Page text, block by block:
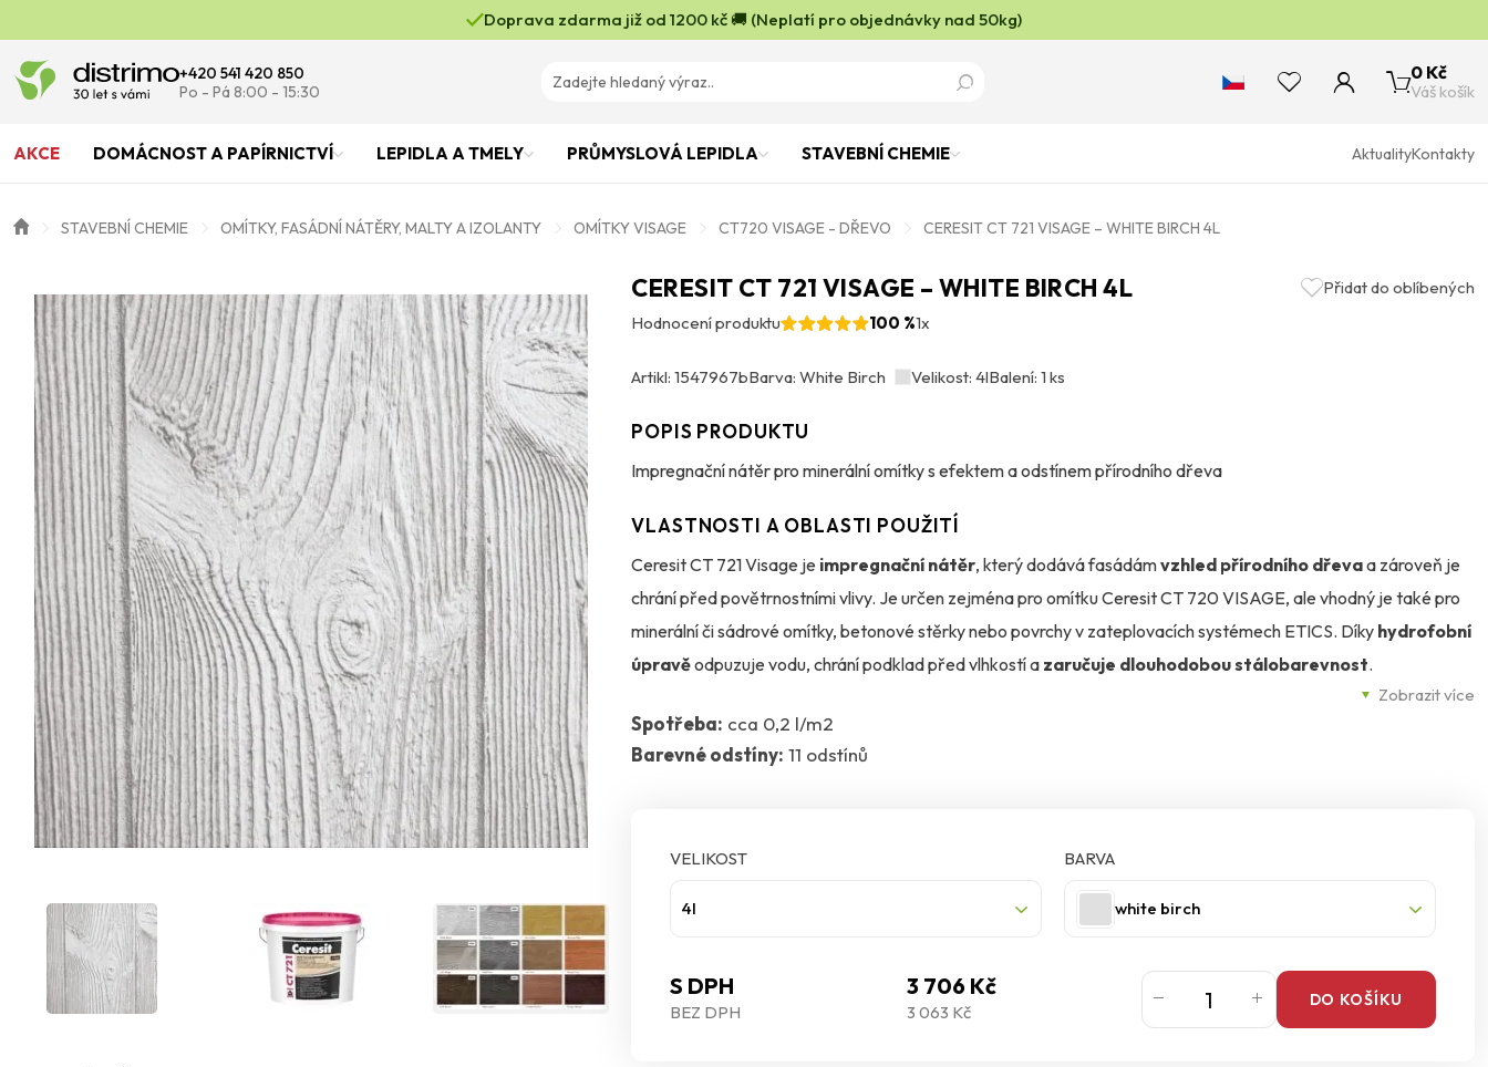
Doprava zdarma již od 1200 kč 🚚 (Neplatí pro objednávky nad 50kg)
+420 541 420 850
Po - Pá 8:00 - 15:30
0 Kč
Váš košík
AKCE DOMÁCNOST A PAPÍRNICTVÍ LEPIDLA A TMELY PRŮMYSLOVÁ LEPIDLA STAVEBNÍ CHEMIE AktualityKontakty
STAVEBNÍ CHEMIE OMÍTKY, FASÁDNÍ NÁTĚRY, MALTY A IZOLANTY OMÍTKY VISAGE CT720 VISAGE - DŘEVO CERESIT CT 721 VISAGE – WHITE BIRCH 4L
CERESIT CT 721 VISAGE – WHITE BIRCH 4L
Přidat do oblíbených
Hodnocení produktu
100 %1x
Artikl: 1547967bBarva: White Birch Velikost: 4lBalení: 1 ks
POPIS PRODUKTU
Impregnační nátěr pro minerální omítky s efektem a odstínem přírodního dřeva
Zobrazit více
VLASTNOSTI A OBLASTI POUŽITÍ
Ceresit CT 721 Visage je impregnační nátěr, který dodává fasádámvzhled přírodního dřevaa zároveň je
chrání před povětrnostními vlivy. Je určen zejména pro omítku Ceresit CT 720 VISAGE, ale vhodný je také pro
minerální či sádrové omítky, betonové stěrky nebo povrchy v zateplovacích systémech ETICS. Díky hydrofobní
úpravěodpuzuje vodu, chrání podklad před vlhkostí a zaručuje dlouhodobou stálobarevnost.
Produkt jek okamžitému použití
„mokrý do mokrého“. Před aplikací je důležité mít čistý a pevný podklad. CT 721 je dostupný ve
ochranu fasády s dřevěným vzhledem.
Spotřeba: cca 0,2 l/m2
Barevné odstíny: 11 odstínů
VELIKOST
4l
BARVA
white birch
S DPH 3 706 Kč
BEZ DPH 3 063 Kč
DO KOŠÍKU